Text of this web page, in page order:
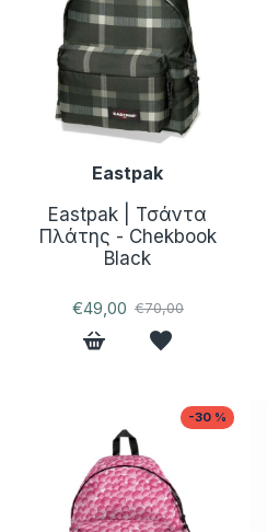
Eastpak
Eastpak | Τσάντα
Πλάτης - Chekbook
Black
€49,00 €70,00
-30 %